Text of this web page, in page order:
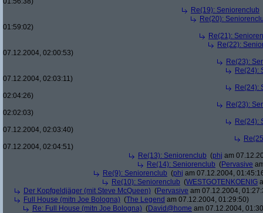
Re(19): Seniorenclub
Re(20):
01:59:02)
Re(21):
Re(22):
07.12.2004, 02:00:53)
Re(23):
Re(24):
07.12.2004, 02:03:11)
Re(24):
02:04:26)
Re(23):
02:02:03)
Re(24):
07.12.2004, 02:03:40)
07.12.2004, 02:04:51)
Re(13): Seniorenclub (phj am
Re(14): Seniorenclub (Pervasive
Re(9): Seniorenclub (phj am 07.12.2004,
Re(10): Seniorenclub (WESTGOTENKOENIG
Der Kopfgeldjäger (mit Steve McQueen) (Pervasive am 07.12.2004,
Full House (mitn Joe Bologna) (The Legend am 07.12.2004, 01:29:50)
Re: Full House (mitn Joe Bologna) (David@home am 07.12.2004,